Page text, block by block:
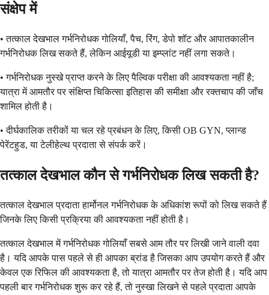
संक्षेप में
• तत्काल देखभाल गर्भनिरोधक गोलियाँ, पैच, रिंग, डेपो शॉट और आपातकालीन
गर्भनिरोधक लिख सकते हैं, लेकिन आईयूडी या इम्प्लांट नहीं लगा सकते।
• गर्भनिरोधक नुस्खे प्राप्त करने के लिए पैल्विक परीक्षा की आवश्यकता नहीं है;
यात्रा में आमतौर पर संक्षिप्त चिकित्सा इतिहास की समीक्षा और रक्तचाप की जाँच
शामिल होती है।
• दीर्घकालिक तरीकों या चल रहे प्रबंधन के लिए, किसी OB GYN, प्लान्ड
पेरेंटहुड, या टेलीहेल्थ प्रदाता से संपर्क करें।
तत्काल देखभाल कौन से गर्भनिरोधक लिख सकती है?
तत्काल देखभाल प्रदाता हार्मोनल गर्भनिरोधक के अधिकांश रूपों को लिख सकते हैं
जिनके लिए किसी प्रक्रिया की आवश्यकता नहीं होती है।
तत्काल देखभाल में गर्भनिरोधक गोलियाँ सबसे आम तौर पर लिखी जाने वाली दवा
है। यदि आपके पास पहले से ही आपका ब्रांड है जिसका आप उपयोग करते हैं और
केवल एक रिफिल की आवश्यकता है, तो यात्रा आमतौर पर तेज होती है। यदि आप
पहली बार गर्भनिरोधक शुरू कर रहे हैं, तो नुस्खा लिखने से पहले प्रदाता आपके